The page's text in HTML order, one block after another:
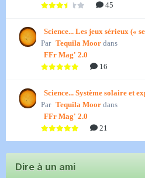
45
Science... Les jeux sérieux («
Par Tequila Moor dans
FFr Mag' 2.0
16
Science... Système solaire et
Par Tequila Moor dans
FFr Mag' 2.0
21
Dire à un ami